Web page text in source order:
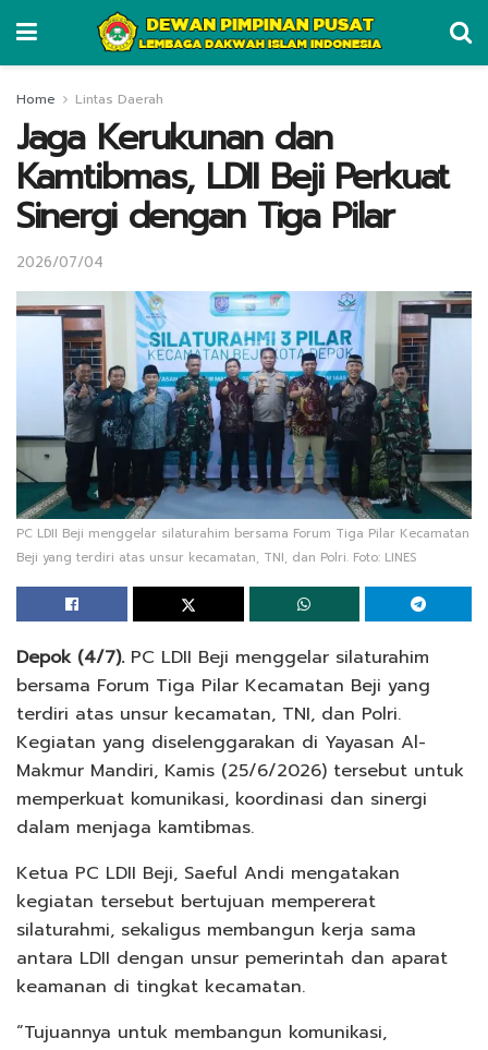
Home Lintas Daerah
Jaga Kerukunan dan
Kamtibmas, LDII Beji Perkuat
Sinergi dengan Tiga Pilar
2026/07/04
PC LDII Beji menggelar silaturahim bersama Forum Tiga Pilar Kecamatan
Beji yang terdiri atas unsur kecamatan, TNI, dan Polri. Foto: LINES
Depok (4/7).PC LDII Beji menggelar silaturahim
bersama Forum Tiga Pilar Kecamatan Beji yang
terdiri atas unsur kecamatan, TNI, dan Polri.
Kegiatan yang diselenggarakan di Yayasan Al-
Makmur Mandiri, Kamis (25/6/2026) tersebut untuk
memperkuat komunikasi, koordinasi dan sinergi
dalam menjaga kamtibmas.
Ketua PC LDII Beji, Saeful Andi mengatakan
kegiatan tersebut bertujuan mempererat
silaturahmi, sekaligus membangun kerja sama
antara LDII dengan unsur pemerintah dan aparat
keamanan di tingkat kecamatan.
“Tujuannya untuk membangun komunikasi,